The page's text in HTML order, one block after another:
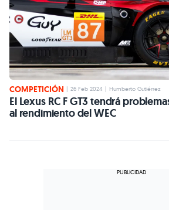
COMPETICIÓN | 26 Feb 2024 | Humberto Gutiérrez
El Lexus RC F GT3 tendrá
al rendimiento del WEC